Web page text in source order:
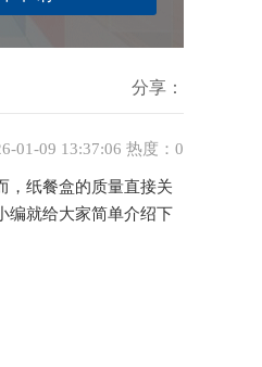
分享：
01-09 13:37:06 热度：0
纸餐盒的质量直接关
编就给大家简单介绍下